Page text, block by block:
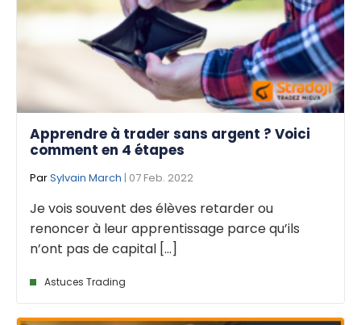
Apprendre à trader sans argent ? Voici
comment en 4 étapes
ParSylvain March | 07 Feb. 2022
Je vois souvent des élèves retarder ou
renoncer à leur apprentissage parce qu’ils
n’ont pas de capital [...]
Astuces Trading